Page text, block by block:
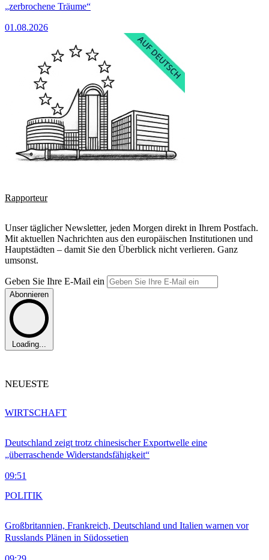
„zerbrochene Träume“
01.08.2026
Rapporteur
Unser täglicher Newsletter, jeden Morgen direkt in Ihrem Postfach.
Mit aktuellen Nachrichten aus den europäischen Institutionen und
Hauptstädten – damit Sie den Überblick nicht verlieren. Ganz
umsonst.
Geben Sie Ihre E-Mail ein
Abonnieren
Loading...
NEUESTE
Deutschland zeigt trotz chinesischer Exportwelle eine
„überraschende Widerstandsfähigkeit“
09:51
WIRTSCHAFT
Großbritannien, Frankreich, Deutschland und Italien warnen vor
Russlands Plänen in Südossetien
POLITIK